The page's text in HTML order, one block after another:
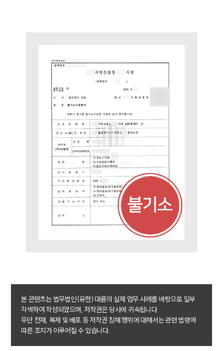
본 콘텐츠는 법무법인(유한) 대륜의 실제 업무 사례를 바탕으로 일부
각색하여 작성되었으며, 저작권은 당사에 귀속됩니다.
무단 전재, 복제 및 배포 등 저작권 침해 행위에 대해서는 관련 법령에
따른 조치가 이루어질 수 있습니다.